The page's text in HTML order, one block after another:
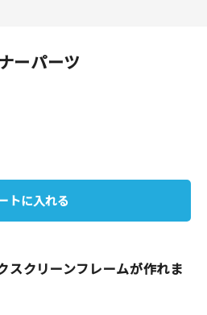
ーパーツ
トに入れる
スクリーンフレームが作れま